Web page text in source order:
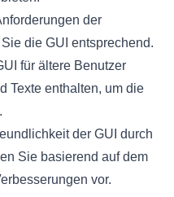
der
die GUI entsprechend.
für ältere Benutzer
Texte enthalten, um die
der GUI durch
Sie basierend auf dem
vor.